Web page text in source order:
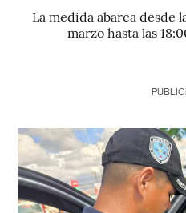
La medida abarca desde
marzo hasta las